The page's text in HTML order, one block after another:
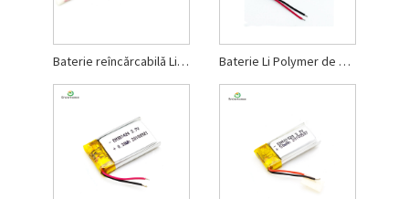
Baterie reîncărcabilă Li-polimer de 3,7 V Baterie Li Polymer de 250 mAh pentru animale de companie